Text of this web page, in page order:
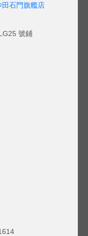
田石門旗艦店
號鋪